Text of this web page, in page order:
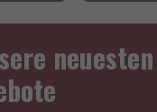
neuesten